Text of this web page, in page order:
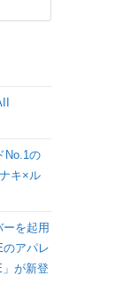
検
を
No.1の
キ×ル
ーを起用
のアパレ
が新登